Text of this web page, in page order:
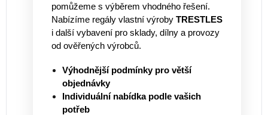
pomůžeme s výběrem vhodného řešení.
Nabízíme regály vlastní výroby TRESTLES
i další vybavení pro sklady, dílny a provozy
od ověřených výrobců.
Výhodnější podmínky pro větší
objednávky
Individuální nabídka podle vašich
potřeb